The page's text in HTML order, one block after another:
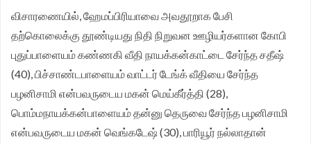
விசாரணையில், ஹேமப்பிரியாவை அவதூறாக பேசி
தற்கொலைக்கு தூண்டியது நிதி நிறுவன ஊழியர்களான கோபி
புதுப்பாளையம் கண்ணகி வீதி நாயக்கன்காட்டை சேர்ந்த சதீஷ்
(40), பிச்சாண்டபாளையம் வாட்டர் டேங்க் வீதியை சேர்ந்த
பழனிசாமி என்பவருடைய மகன் மெய்கீர்த்தி (28),
பொம்மநாயக்கன்பாளையம் தன்னு தெருவை சேர்ந்த பழனிசாமி
என்பவருடைய மகன் வெங்கடேஷ் (30), பாரியூர் நல்லாதான்